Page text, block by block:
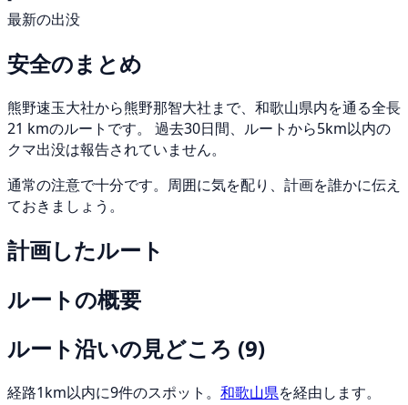
最新の出没
安全のまとめ
熊野速玉大社から熊野那智大社まで、和歌山県内を通る全長
21 kmのルートです。 過去30日間、ルートから5km以内の
クマ出没は報告されていません。
通常の注意で十分です。周囲に気を配り、計画を誰かに伝え
ておきましょう。
計画したルート
ルートの概要
ルート沿いの見どころ (9)
経路1km以内に9件のスポット。 和歌山県を経由します。